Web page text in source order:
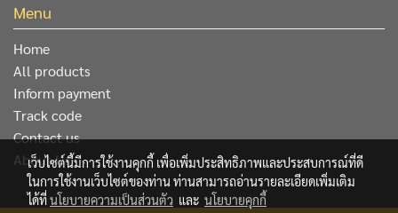
Menu
Home
All products
Inform payment
Track code
Contact us
About Us
เว็บไซต์นี้มีการใช้งานคุกกี้ เพื่อเพิ่มประสิทธิภาพและประสบการณ์ที่ดี
ในการใช้งานเว็บไซต์ของท่าน ท่านสามารถอ่านรายละเอียดเพิ่มเติม
ได้ที่นโยบายความเป็นส่วนตัว และ นโยบายคุกกี้